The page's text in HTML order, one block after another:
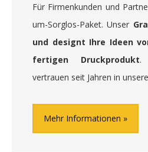
Für Firmenkunden und
um-Sorglos-Paket. Unser
und designt Ihre Ideen
fertigen Druckprodukt.
vertrauen seit Jahren in
Mehr Informationen